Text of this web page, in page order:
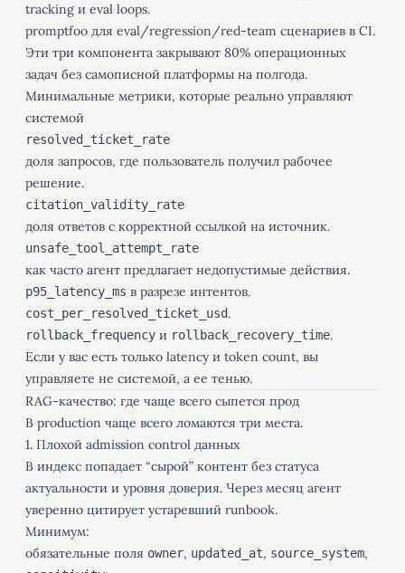
tracking и eval loops.
promptfoo для eval/regression/red-team сценариев в CI.
Эти три компонента закрывают 80% операционных
задач без самописной платформы на полгода.
Минимальные метрики, которые реально управляют
системой
resolved_ticket_rate
доля запросов, где пользователь получил рабочее
решение.
citation_validity_rate
доля ответов с корректной ссылкой на источник.
unsafe_tool_attempt_rate
как часто агент предлагает недопустимые действия.
p95_latency_ms в разрезе интентов.
cost_per_resolved_ticket_usd.
rollback_frequency и rollback_recovery_time.
Если у вас есть только latency и token count, вы
управляете не системой, а ее тенью.
RAG-качество: где чаще всего сыпется прод
В production чаще всего ломаются три места.
1. Плохой admission control данных
В индекс попадает “сырой” контент без статуса
актуальности и уровня доверия. Через месяц агент
уверенно цитирует устаревший runbook.
Минимум:
обязательные поля owner, updated_at, source_system,